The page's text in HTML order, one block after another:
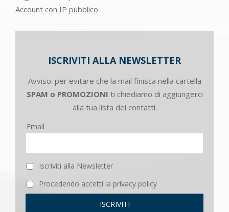
Account con IP pubblico
ISCRIVITI ALLA NEWSLETTER
Avviso: per evitare che la mail finisca nella cartella
SPAM o PROMOZIONI ti chiediamo di aggiungerci
alla tua lista dei contatti.
Email
Iscriviti alla Newsletter
Procedendo accetti la privacy policy